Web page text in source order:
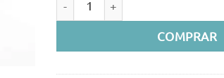
COMPRAR